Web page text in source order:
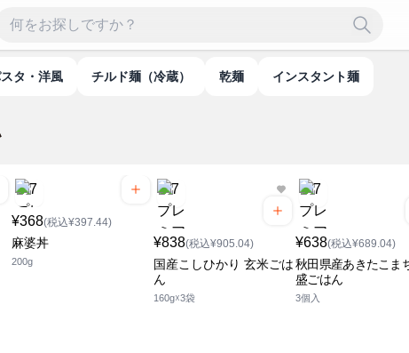
パスタ・洋風 チルド麺（冷蔵） 乾麺 インスタント麺
¥368(税込¥397.44)
麻婆丼
200g
¥838(税込¥905.04)
国産こしひかり 玄米ごは
ん
160g☓3袋
¥638(税込¥689.04)
秋田県産あきたこま
盛ごはん
3個入